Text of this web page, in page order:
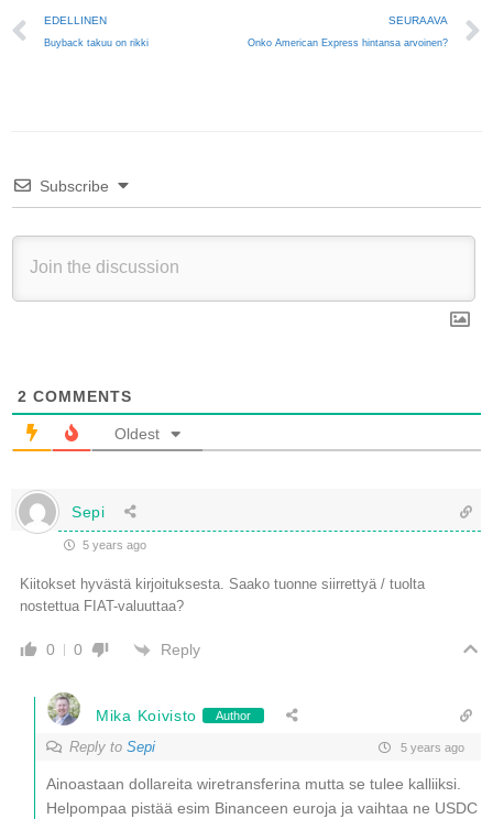
Prev
EDELLINEN
Buyback takuu on rikki
SEURAAVA
Onko American Express hintansa arvoinen?
Subscribe
2 COMMENTS
Oldest
Sepi
5 years ago
Kiitokset hyvästä kirjoituksesta. Saako tuonne siirrettyä / tuolta
nostettua FIAT-valuuttaa?
0 0 Reply
Mika Koivisto Author
Reply to Sepi 5 years ago
Ainoastaan dollareita wiretransferina mutta se tulee kalliiksi.
Helpompaa pistää esim Binanceen euroja ja vaihtaa ne USDC